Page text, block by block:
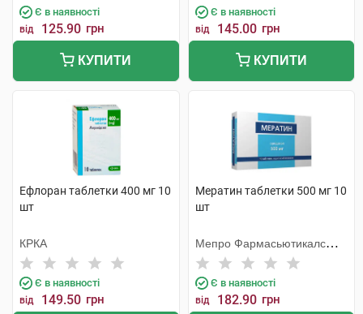
Є в наявності
від 125.90 грн
КУПИТИ
Є в наявності
від 145.00 грн
КУПИТИ
Ефлоран таблетки 400 мг 10
шт
КРКА
Є в наявності
від 149.50 грн
Мератин таблетки 500 мг 10
шт
Мепро Фармасьютикалс
Пріват
Є в наявності
від 182.90 грн